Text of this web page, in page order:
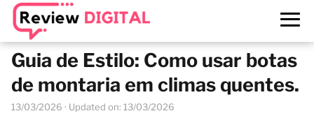
Guia de Estilo: Como usar botas
de montaria em climas quentes.
13/03/2026 · Updated on: 13/03/2026